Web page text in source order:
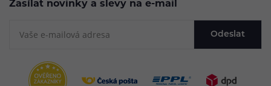
Zasílat novinky a slevy na e-mail
Odeslat